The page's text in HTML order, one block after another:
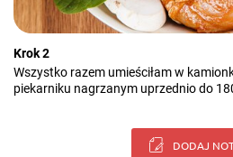
Krok 2
Wszystko razem umieściłam w
piekarniku nagrzanym uprzednio do
DODAJ